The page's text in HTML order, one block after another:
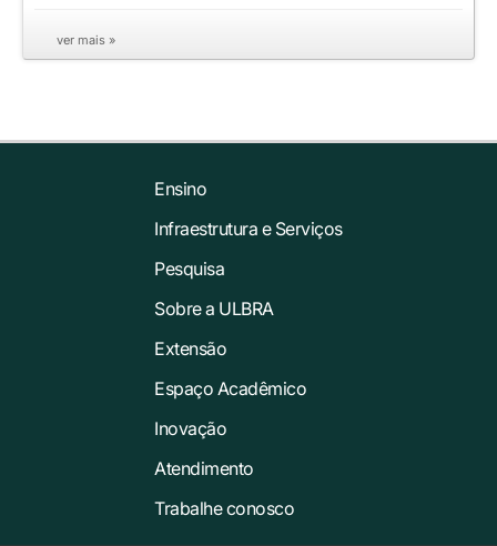
ver mais »
Ensino
Infraestrutura e Serviços
Pesquisa
Sobre a ULBRA
Extensão
Espaço Acadêmico
Inovação
Atendimento
Trabalhe conosco